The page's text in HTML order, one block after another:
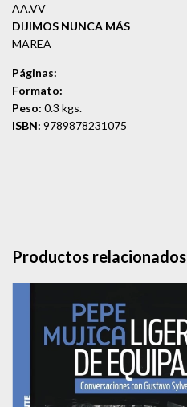
AA.VV
DIJIMOS NUNCA MÁS
MAREA
Páginas:
Formato:
Peso: 0.3 kgs.
ISBN: 9789878231075
Productos relacionados